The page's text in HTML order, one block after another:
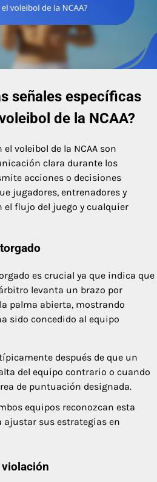
señales específicas
de la NCAA?
voleibol de la NCAA son
clara durante los
acciones o decisiones
jugadores, entrenadores y
el flujo del juego y cualquier
es crucial ya que indica que
levanta un brazo por
palma abierta, mostrando
sido concedido al equipo
después de que un
del equipo contrario o cuando
de puntuación designada.
equipos reconozcan esta
ajustar sus estrategias en